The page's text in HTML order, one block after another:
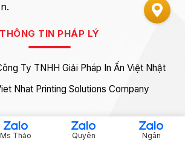
THÔNG TIN PHÁP LÝ
Ty TNHH Giải Pháp In Ấn Việt Nhật
Nhat Printing Solutions Company
Ms Thảo Quyên Ngân